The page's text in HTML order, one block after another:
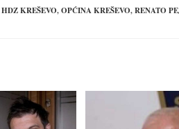
HDZ KREŠEVO,OPĆINA KREŠEVO,RENATO